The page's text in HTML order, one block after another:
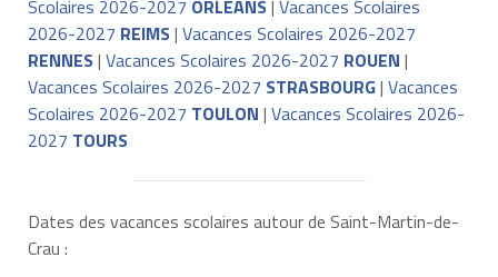
Scolaires 2026-2027 ORLÉANS| Vacances Scolaires
2026-2027 REIMS| Vacances Scolaires 2026-2027
RENNES| Vacances Scolaires 2026-2027 ROUEN |
Vacances Scolaires 2026-2027 STRASBOURG| Vacances
Scolaires 2026-2027 TOULON | Vacances Scolaires 2026-
2027 TOURS
Dates des vacances scolaires autour de Saint-Martin-de-
Crau :